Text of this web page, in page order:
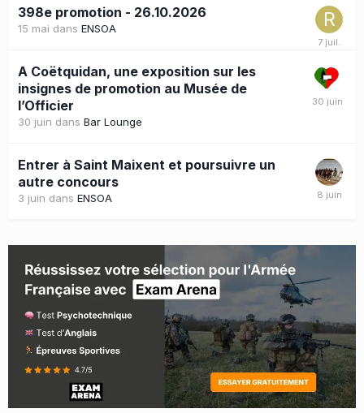
398e promotion - 26.10.2026
15 mai dans ENSOA
A Coëtquidan, une exposition sur les
insignes de promotion au Musée de
l’Officier
30 juin dans Bar Lounge
Entrer à Saint Maixent et poursuivre un
autre concours
3 juin dans ENSOA